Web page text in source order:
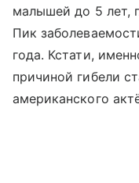
малышей до 5 лет,
Пик
года. Кстати,
причиной гибели
американского